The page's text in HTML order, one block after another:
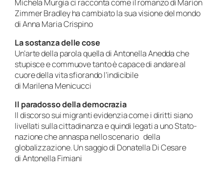
Michela Murgia ci racconta come il romanzo di Marion
Zimmer Bradley ha cambiato la sua visione del mondo
di Anna Maria Crispino
La sostanza delle cose
Un’arte della parola quella di Antonella Anedda che
stupisce e commuove tanto è capace di andare al
cuore della vita sfiorando l’indicibile
di Marilena Menicucci
Il paradosso della democrazia
Il discorso sui migranti evidenzia come i diritti siano
livellati sulla cittadinanza e quindi legati a uno Stato-
nazione che annaspa nello scenario della
globalizzazione. Un saggio di Donatella Di Cesare
di Antonella Fimiani